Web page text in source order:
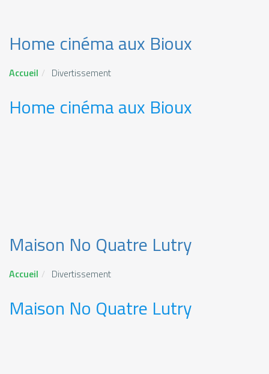
Home cinéma aux Bioux
Accueil Divertissement
Home cinéma aux Bioux
Maison No Quatre Lutry
Accueil Divertissement
Maison No Quatre Lutry